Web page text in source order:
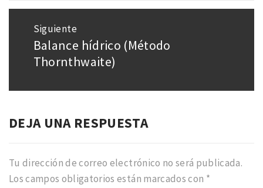
Siguiente
Entrada
siguiente:
Balance hídrico (Método
Thornthwaite)
DEJA UNA RESPUESTA
Tu dirección de correo electrónico no será publicada.
Los campos obligatorios están marcados con *